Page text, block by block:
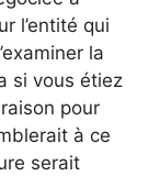
l’entité qui
la
si vous étiez
pour
à ce
serait